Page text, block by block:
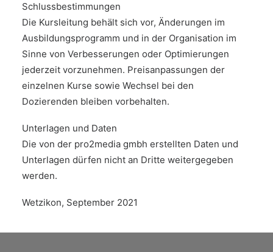
Schlussbestimmungen
Die Kursleitung behält sich vor, Änderungen im
Ausbildungsprogramm und in der Organisation im
Sinne von Verbesserungen oder Optimierungen
jederzeit vorzunehmen. Preisanpassungen der
einzelnen Kurse sowie Wechsel bei den
Dozierenden bleiben vorbehalten.
Unterlagen und Daten
Die von der pro2media gmbh erstellten Daten und
Unterlagen dürfen nicht an Dritte weitergegeben
werden.
Wetzikon, September 2021